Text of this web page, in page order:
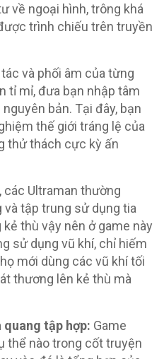
về ngoại hình, trông khá
trình chiếu trên truyền
và phối âm của từng
tỉ mỉ, đưa bạn nhập tâm
bản. Tại đây, bạn
thế giới tráng lệ của
thử thách cực kỳ ấn
các Ultraman thường
tập trung sử dụng tia
thù vậy nên ở game này
sử dụng vũ khí, chỉ hiếm
mới dùng các vũ khí tối
thương lên kẻ thù mà
quang tập hợp: Game
thể nào trong cốt truyện